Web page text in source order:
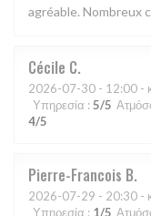
agréable. Nombreux
Cécile C
2026-07-30 - 12:00 -
Υπηρεσία : 5/5
4/5
Pierre-Francois B
2026-07-29 - 20:30 -
Υπηρεσία : 1/5